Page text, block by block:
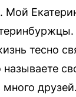
Мой
тесно
много